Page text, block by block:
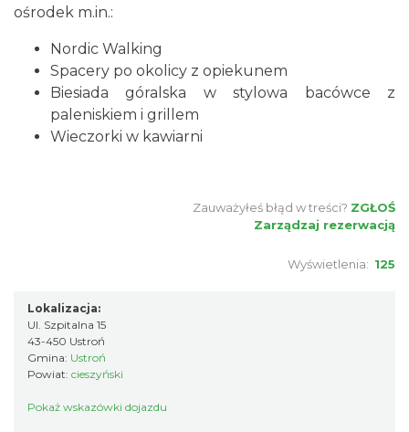
ośrodek m.in.:
Nordic Walking
Spacery po okolicy z opiekunem
Biesiada góralska w stylowa bacówce z
paleniskiem i grillem
Wieczorki w kawiarni
Zauważyłeś błąd w treści? ZGŁOŚ
Zarządzaj rezerwacją
Wyświetlenia: 125
Lokalizacja:
Ul. Szpitalna 15
43-450 Ustroń
Gmina: Ustroń
Powiat: cieszyński
Pokaż wskazówki dojazdu